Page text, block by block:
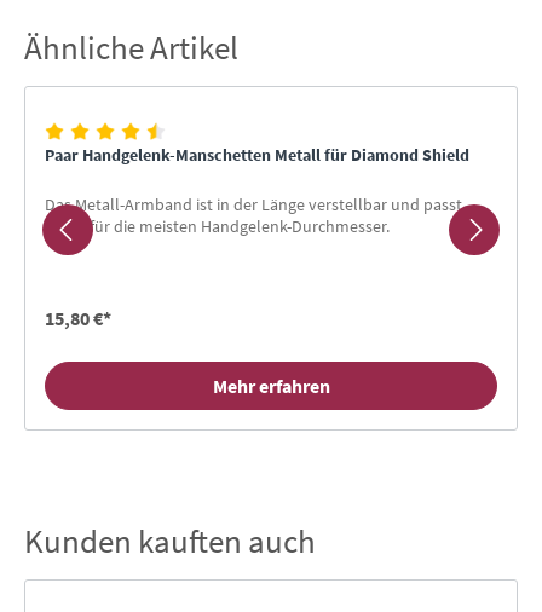
Produktgalerie überspringen
Ähnliche Artikel
Paar Handgelenk-Manschetten Metall für Diamond Shield
Das Metall-Armband ist in der Länge verstellbar und passt
somit für die meisten Handgelenk-Durchmesser.
15,80 €*
Mehr erfahren
Produktgalerie überspringen
Kunden kauften auch